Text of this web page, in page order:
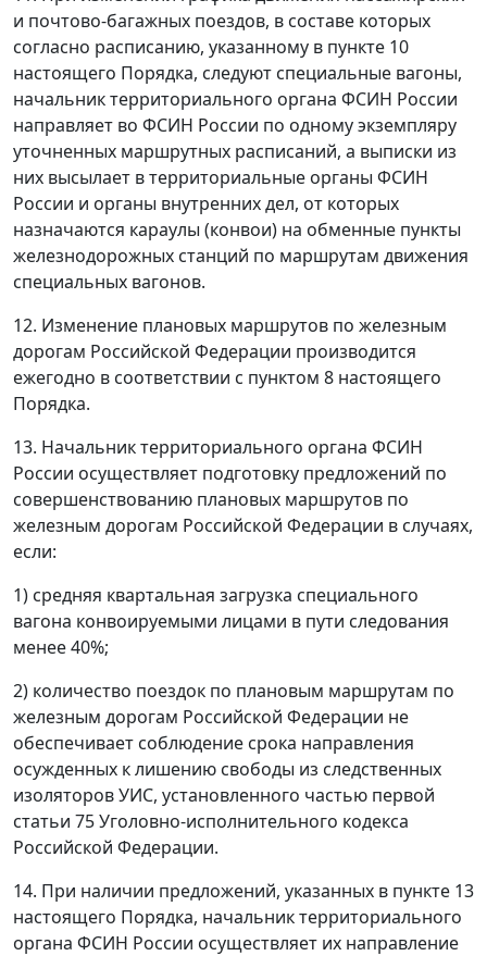
и почтово-багажных поездов, в составе которых
согласно расписанию, указанному в пункте 10
настоящего Порядка, следуют специальные вагоны,
начальник территориального органа ФСИН России
направляет во ФСИН России по одному экземпляру
уточненных маршрутных расписаний, а выписки из
них высылает в территориальные органы ФСИН
России и органы внутренних дел, от которых
назначаются караулы (конвои) на обменные пункты
железнодорожных станций по маршрутам движения
специальных вагонов.
12. Изменение плановых маршрутов по железным
дорогам Российской Федерации производится
ежегодно в соответствии с пунктом 8 настоящего
Порядка.
13. Начальник территориального органа ФСИН
России осуществляет подготовку предложений по
совершенствованию плановых маршрутов по
железным дорогам Российской Федерации в случаях,
если:
1) средняя квартальная загрузка специального
вагона конвоируемыми лицами в пути следования
менее 40%;
2) количество поездок по плановым маршрутам по
железным дорогам Российской Федерации не
обеспечивает соблюдение срока направления
осужденных к лишению свободы из следственных
изоляторов УИС, установленного частью первой
статьи 75 Уголовно-исполнительного кодекса
Российской Федерации.
14. При наличии предложений, указанных в пункте 13
настоящего Порядка, начальник территориального
органа ФСИН России осуществляет их направление